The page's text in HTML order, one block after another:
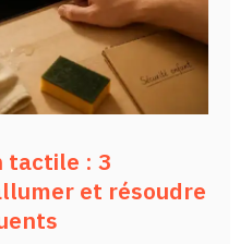
tactile : 3
et résoudre